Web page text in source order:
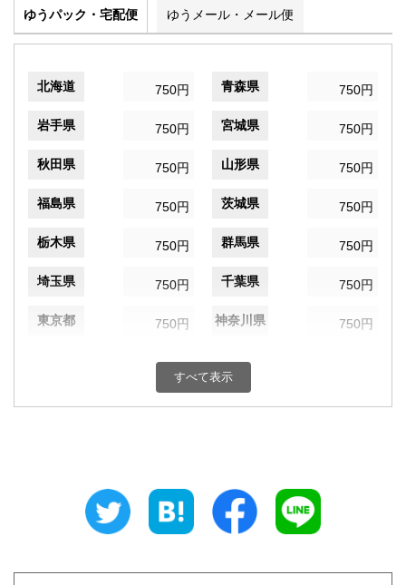
ゆうパック・宅配便 ゆうメール・メール便
北海道 750円 青森県 750円
岩手県 750円 宮城県 750円
秋田県 750円 山形県 750円
福島県 750円 茨城県 750円
栃木県 750円 群馬県 750円
埼玉県 750円 千葉県 750円
東京都 750円 神奈川県 750円
750円 富山県
750円 三重県
すべて表示